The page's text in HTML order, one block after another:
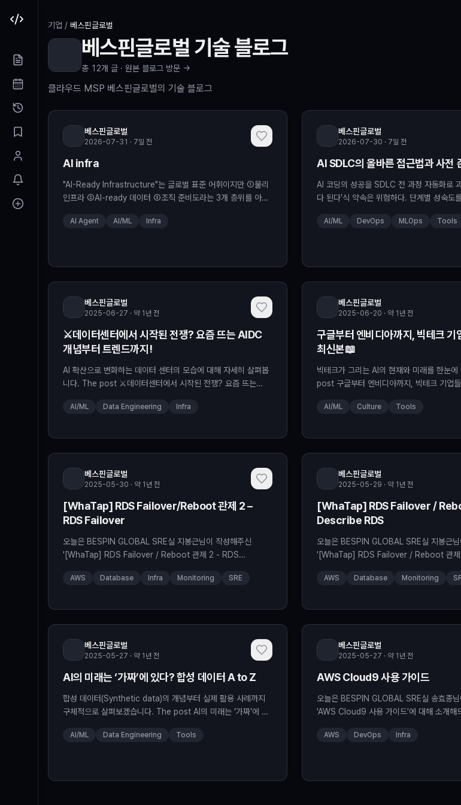
본문 바로가기
기업 / 베스핀글로벌
베스핀글로벌 기술 블로그
총 12개 글 · 원본 블로그 방문 →
클라우드 MSP 베스핀글로벌의 기술 블로그
베스핀글로벌
2026-07-31 · 7일 전
AI infra
"AI-Ready Infrastructure"는 글로벌 표준 어휘이지만 ①물리
인프라 ②AI-ready 데이터 ③조직 준비도라는 3개 층위를 아우
는 GPUaaS의 슬라이싱·관측·AI 네트워킹·스케줄링·FinOps 중
AI Agent AI/ML Infra
베스핀글로벌
2026-07-30 · 7일 전
AI SDLC의 올바른 접근법과 사전
AI 코딩의 성공을 SDLC 전 과정 자동화로
다 된다’식 약속은 위험하다. 단계별 성숙도
loop로 운영해야 엔터프라이즈 환경에서 AI
AI/ML DevOps MLOps Tools
베스핀글로벌
2025-06-27 · 약 1년 전
⚔️데이터센터에서 시작된 전쟁? 요즘 뜨는 AIDC
개념부터 트렌드까지!
AI 확산으로 변화하는 데이터 센터의 모습에 대해 자세히 살펴봅
니다. The post ⚔️데이터센터에서 시작된 전쟁? 요즘 뜨는
Tech Blog.
AI/ML Data Engineering Infra
베스핀글로벌
2025-06-20 · 약 1년 전
구글부터 엔비디아까지, 빅테크 기
최신본📖
빅테크가 그리는 AI의 현재와 미래를 한눈
post 구글부터 엔비디아까지, 빅테크 기업
AI/ML Culture Tools
베스핀글로벌
2025-05-30 · 약 1년 전
[WhaTap] RDS Failover/Reboot 관제 2 –
RDS Failover
오늘은 BESPIN GLOBAL SRE실 지봉근님이 작성해주신
'[WhaTap] RDS Failover / Reboot 관제 2 - RDS
[WhaTap] RDS Failover/Reboot 관제 2 – RDS Failover
AWS Database Infra Monitoring SRE
베스핀글로벌
2025-05-29 · 약 1년 전
[WhaTap] RDS Failover /
Describe RDS
오늘은 BESPIN GLOBAL SRE실 지봉근님
'[WhaTap] RDS Failover / Reboot 관
[WhaTap] RDS Failover / Reboot 관제
AWS Database Monitoring
베스핀글로벌
2025-05-27 · 약 1년 전
AI의 미래는 ‘가짜’에 있다? 합성 데이터 A to Z
합성 데이터(Synthetic data)의 개념부터 실제 활용 사례까지
구체적으로 살펴보겠습니다. The post AI의 미래는 ‘가짜’에 있
Blog.
AI/ML Data Engineering Tools
베스핀글로벌
2025-05-27 · 약 1년 전
AWS Cloud9 사용 가이드
오늘은 BESPIN GLOBAL SRE실 송효종님
'AWS Cloud9 사용 가이드'에 대해 소개해
BESPIN Tech Blog.
AWS DevOps Infra